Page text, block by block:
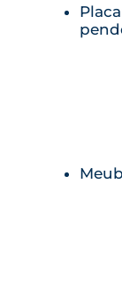
peinture
carrelage
parquet
salle de